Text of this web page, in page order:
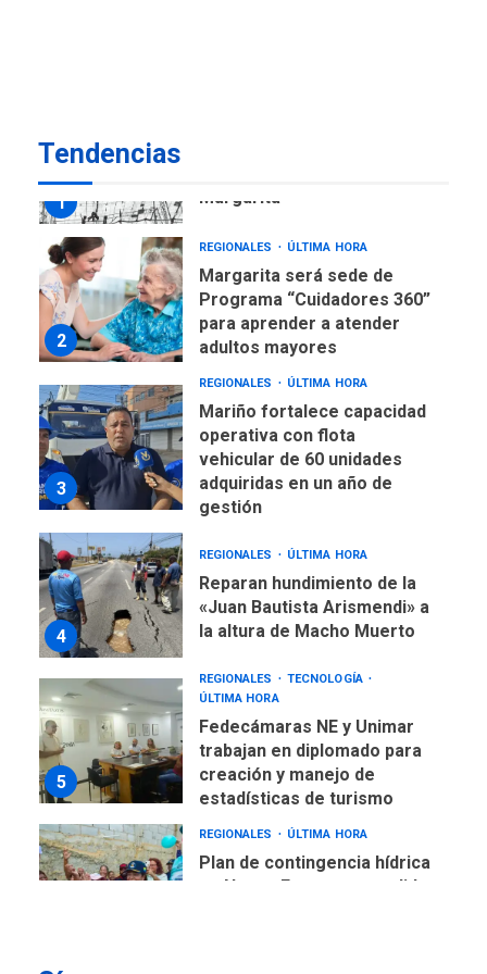
Tendencias
1
Margarita
2
REGIONALES ÚLTIMA HORA
Margarita será sede de
Programa “Cuidadores 360”
para aprender a atender
adultos mayores
3
REGIONALES ÚLTIMA HORA
Mariño fortalece capacidad
operativa con flota
vehicular de 60 unidades
adquiridas en un año de
gestión
4
REGIONALES ÚLTIMA HORA
Reparan hundimiento de la
«Juan Bautista Arismendi» a
la altura de Macho Muerto
5
REGIONALES
TECNOLOGÍA
ÚLTIMA HORA
Fedecámaras NE y Unimar
trabajan en diplomado para
creación y manejo de
estadísticas de turismo
REGIONALES ÚLTIMA HORA
Plan de contingencia hídrica
en Nueva Esparta consolida